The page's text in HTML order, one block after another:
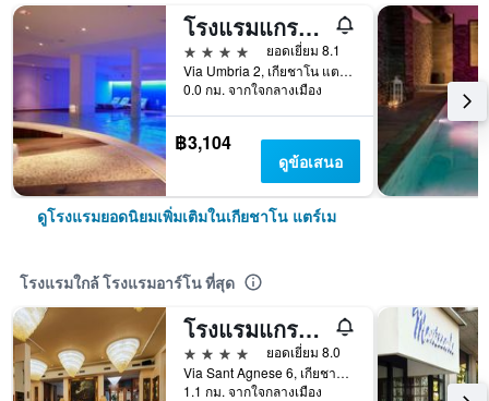
โรงแรมแกรนด์ แอดมิรัลพาเลซ
4 ดาว
ยอดเยี่ยม 8.1
Via Umbria 2, เกียชาโน แตร์เม, ทัสกานี, อิตาลี
0.0 กม. จากใจกลางเมือง
฿3,104
ดูข้อเสนอ
ดูโรงแรมยอดนิยมเพิ่มเติมในเกียชาโน แตร์เม
โรงแรมใกล้ โรงแรมอาร์โน ที่สุด
โรงแรมแกรนด์ เอ็กเซลซิเออร์
4 ดาว
ยอดเยี่ยม 8.0
Via Sant Agnese 6, เกียชาโน แตร์เม, ทัสกานี, อิตาลี
1.1 กม. จากใจกลางเมือง